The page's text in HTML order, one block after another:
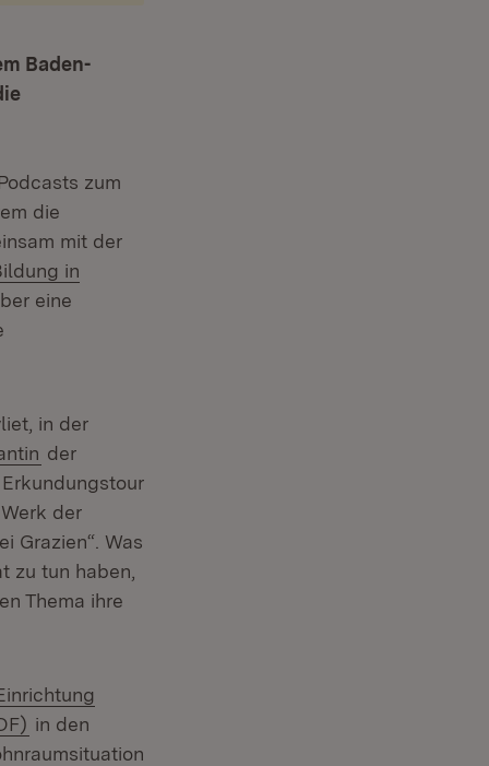
Baden-
zum
die
mit der
in
eine
in der
(Öffnet in neuem Fenster)
der
der
Grazien“. Was
zu tun haben,
Thema ihre
(Öffnet in neuem Fenster)
in den